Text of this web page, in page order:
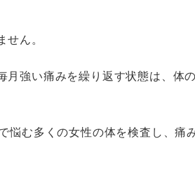
ん。
強い痛みを繰り返す状態は、体
悩む多くの女性の体を検査し、痛